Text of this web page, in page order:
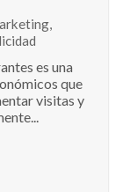
,
es una
que
visitas y